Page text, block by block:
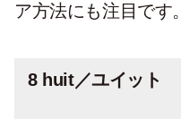
ア方法にも注目です。
8 huit／ユイット